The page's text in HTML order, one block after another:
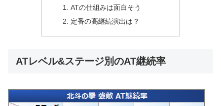
ATの仕組みは面白そう
定番の高継続演出は？
ATレベル&ステージ別のAT継続率